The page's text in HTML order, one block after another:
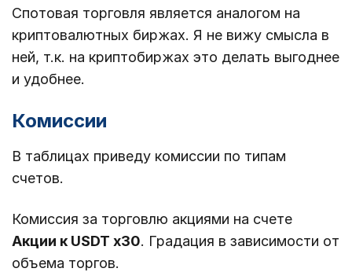
Спотовая торговля является аналогом на
криптовалютных биржах. Я не вижу смысла в
ней, т.к. на криптобиржах это делать выгоднее
и удобнее.
Комиссии
В таблицах приведу комиссии по типам
счетов.
Комиссия за торговлю акциями на счете
Акции к USDT х30. Градация в зависимости от
объема торгов.